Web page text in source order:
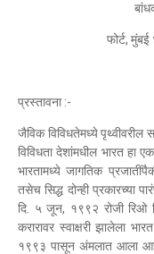
फोर्ट,
प्रस्तावना :-
जैविक विविधतेमध्ये पृथ्वीवरील
विविधता देशांमधील भारत
भारतामध्ये जागतिक
तसेच सिद्ध दोन्ही प्रकारच्या
दि. ५ जून, १९९२ रोजी रिओ
करारावर स्वाक्षरी झालेला
१९९३ पासून अंमलात आला आहे.